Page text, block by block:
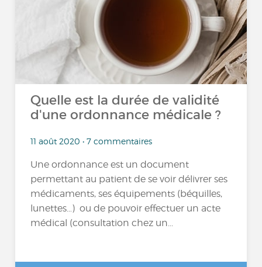
Quelle est la durée de validité
d'une ordonnance médicale ?
11 août 2020 • 7 commentaires
Une ordonnance est un document
permettant au patient de se voir délivrer ses
médicaments, ses équipements (béquilles,
lunettes…) ou de pouvoir effectuer un acte
médical (consultation chez un...